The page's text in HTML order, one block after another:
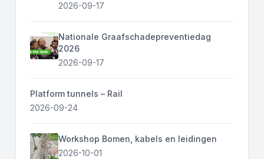
2026-09-17
Nationale Graafschadepreventiedag
2026
2026-09-17
Platform tunnels – Rail
2026-09-24
Workshop Bomen, kabels en leidingen
2026-10-01